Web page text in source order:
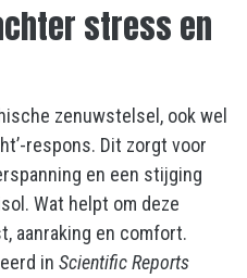
stress en
zenuwstelsel, ook wel
respons. Dit zorgt voor
en een stijging
Wat helpt om deze
aanraking en comfort.
in Scientific Reports